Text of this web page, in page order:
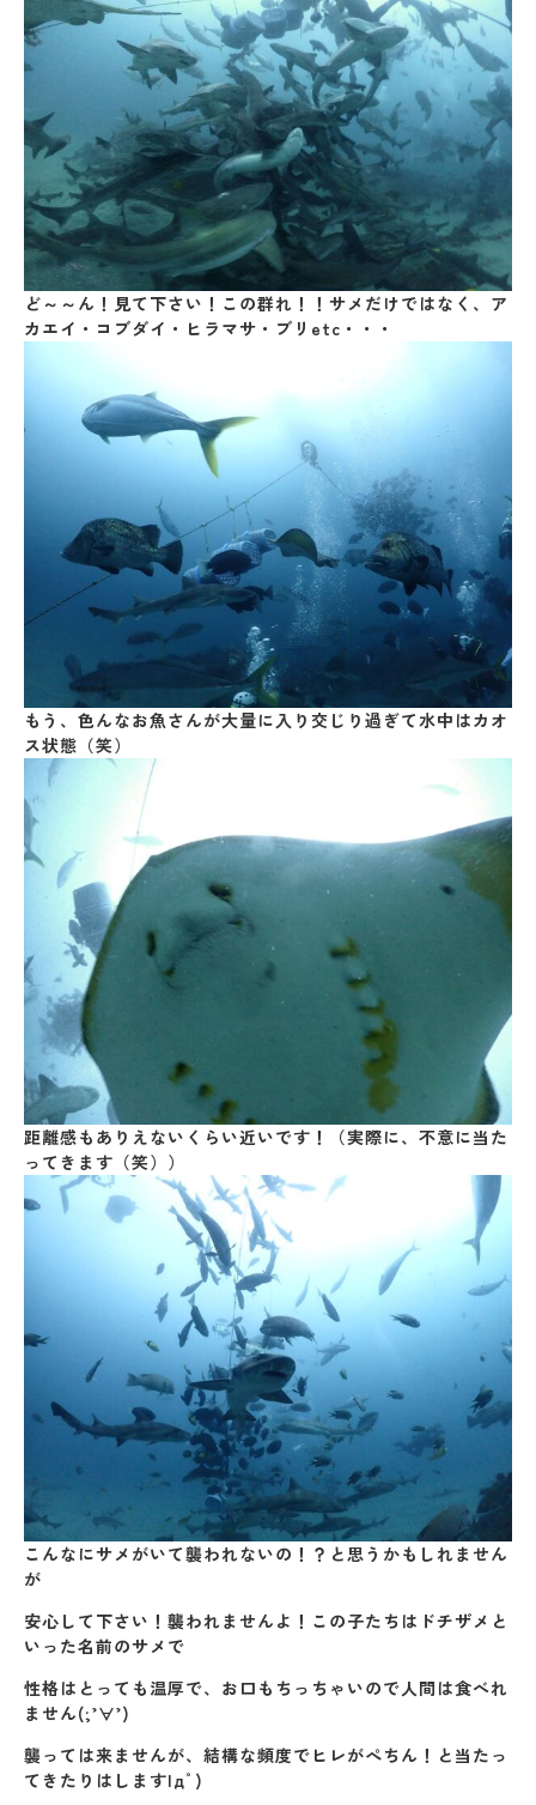
ど～～ん！見て下さい！この群れ！！サメだけではなく、ア
カエイ・コブダイ・ヒラマサ・ブリetc・・・
もう、色んなお魚さんが大量に入り交じり過ぎて水中はカオ
ス状態（笑）
距離感もありえないくらい近いです！（実際に、不意に当た
ってきます（笑））
こんなにサメがいて襲われないの！？と思うかもしれません
が
安心して下さい！襲われませんよ！この子たちはドチザメと
いった名前のサメで
性格はとっても温厚で、お口もちっちゃいので人間は食べれ
ません(;’∀’)
襲っては来ませんが、結構な頻度でヒレがぺちん！と当たっ
てきたりはします|дﾟ)